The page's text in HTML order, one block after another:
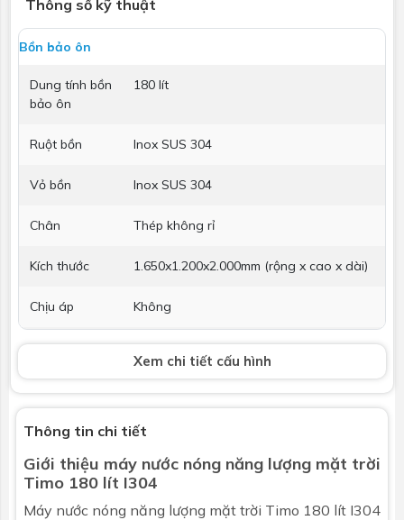
Thông số kỹ thuật
Bồn bảo ôn
Dung tính bồn
bảo ôn
180 lít
Ruột bồn Inox SUS 304
Vỏ bồn Inox SUS 304
Chân Thép không rỉ
Kích thước 1.650x1.200x2.000mm (rộng x cao x dài)
Chịu áp Không
Hỗ trợ điện Không
chống ăn
mòn
Bảo hành Đổi mới 5 năm
Thu nhiệt
Xem chi tiết cấu hình
Thông tin chi tiết
Giới thiệu máy nước nóng năng lượng mặt trời
Timo 180 lít I304
Máy nước nóng năng lượng mặt trời Timo 180 lít I304